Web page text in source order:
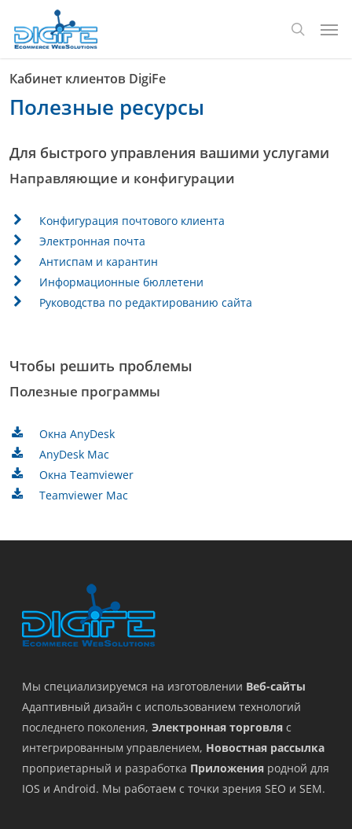
основному
содержанию
поиск
Кабинет клиентов DigiFe
Полезные ресурсы
Для быстрого управления вашими услугами
Направляющие и конфигурации
Конфигурация почтового клиента
Электронная почта
Антиспам и карантин
Информационные бюллетени
Руководства по редактированию сайта
Чтобы решить проблемы
Полезные программы
Окна AnyDesk
AnyDesk Mac
Окна Teamviewer
Teamviewer Mac
Мы специализируемся на изготовлении Веб-сайты
Адаптивный дизайн с использованием технологий
последнего поколения, Электронная торговля с
интегрированным управлением, Новостная рассылка
проприетарный и разработка Приложения родной для
IOS и Android. Мы работаем с точки зрения SEO и SEM.